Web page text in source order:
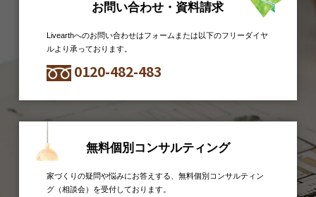
お問い合わせ・資料請求
Livearthへのお問い合わせはフォームまたは以下のフリーダイヤ
ルより承っております。
0120-482-483
無料個別コンサルティング
家づくりの疑問や悩みにお答えする、無料個別コンサルティン
グ（相談会）を受付しております。